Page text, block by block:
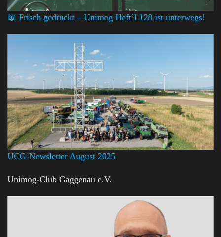
📖 Frisch gedruckt – Unimog Heft’l 128 ist unterwegs!
UCG-Newsletter August 2025
Unimog-Club Gaggenau e.V.